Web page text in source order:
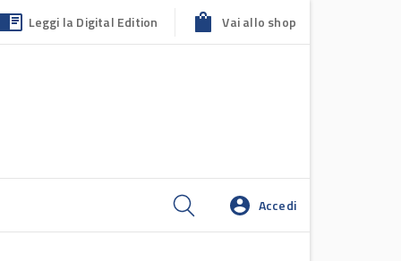
Leggi la Digital Edition Vai allo shop
Accedi